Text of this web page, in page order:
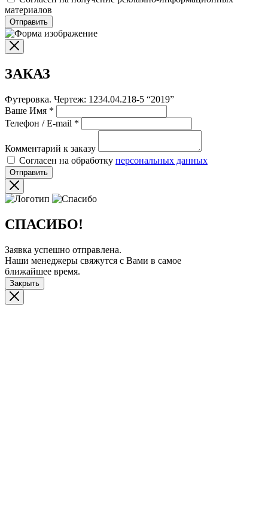
материалов
Отправить
ЗАКАЗ
Футеровка. Чертеж: 1234.04.218-5 “2019”
Ваше Имя *
Телефон / E-mail *
Комментарий к заказу
Согласен на обработку персональных данных
Отправить
СПАСИБО!
Заявка успешно отправлена.
Наши менеджеры свяжутся с Вами в самое
ближайшее время.
Закрыть